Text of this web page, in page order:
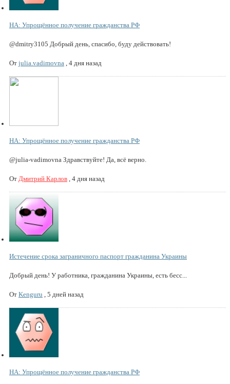
НА: Упрощённое получение гражданства РФ
@dmitry3105 Добрый день, спасибо, буду действовать!
От julia.vadimovna , 4 дня назад
НА: Упрощённое получение гражданства РФ
@julia-vadimovna Здравствуйте! Да, всё верно.
От Дмитрий Карлов , 4 дня назад
Истечение срока заграничного паспорт гражданина Украины
Добрый день! У работника, гражданина Украины, есть бесс...
От Kenguru , 5 дней назад
НА: Упрощённое получение гражданства РФ